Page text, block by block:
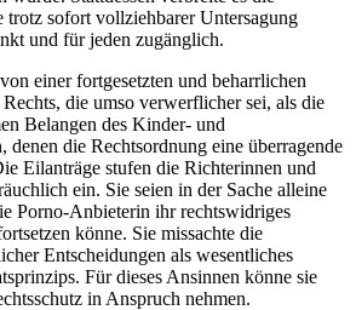
trotz sofort vollziehbarer Untersagung
und für jeden zugänglich.
einer fortgesetzten und beharrlichen
die umso verwerflicher sei, als die
Belangen des Kinder- und
denen die Rechtsordnung eine überragende
Eilanträge stufen die Richterinnen und
ein. Sie seien in der Sache alleine
Porno-Anbieterin ihr rechtswidriges
könne. Sie missachte die
Entscheidungen als wesentliches
Für dieses Ansinnen könne sie
in Anspruch nehmen.